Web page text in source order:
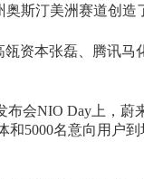
斯汀美洲赛道创造
资本张磊、腾讯
会NIO Day上，
5000名意向用户